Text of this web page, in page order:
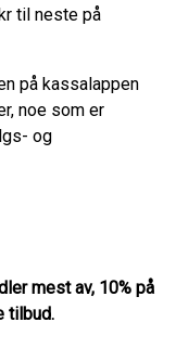
til neste på
på kassalappen
noe som er
og
mest av, 10% på
tilbud.